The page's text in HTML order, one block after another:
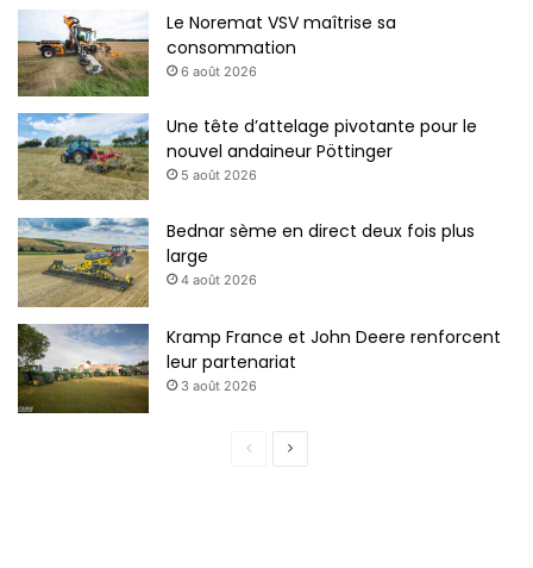
Le Noremat VSV maîtrise sa
consommation
6 août 2026
Une tête d’attelage pivotante pour le
nouvel andaineur Pöttinger
5 août 2026
Bednar sème en direct deux fois plus
large
4 août 2026
Kramp France et John Deere renforcent
leur partenariat
3 août 2026
Page
Page